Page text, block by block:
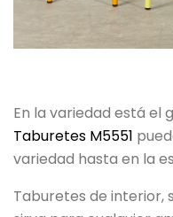
En la variedad está el
Taburetes M5551
variedad hasta en la
Taburetes de interior,